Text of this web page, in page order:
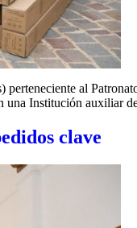
al
una Institución auxiliar
clave